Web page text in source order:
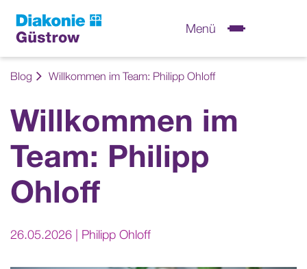
Menü
Blog Willkommen im Team: Philipp Ohloff
Willkommen im
Team: Philipp
Ohloff
26.05.2026 Philipp Ohloff